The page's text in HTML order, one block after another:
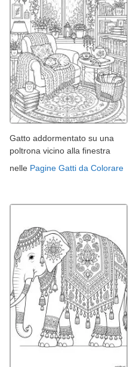
Gatto addormentato su una
poltrona vicino alla finestra
nelle Pagine Gatti da Colorare